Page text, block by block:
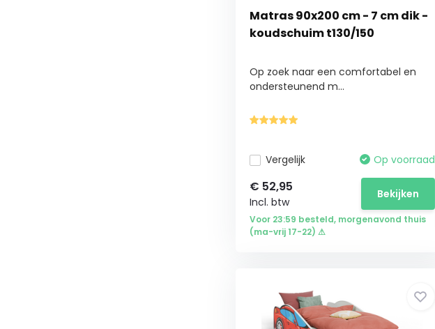
Matras 90x200 cm - 7 cm dik -
koudschuim t130/150
Op zoek naar een comfortabel en
ondersteunend m...
Vergelijk Op voorraad
€ 52,95
Incl. btw
Bekijken
Voor 23:59 besteld, morgenavond thuis
(ma-vrij 17-22) ⚠